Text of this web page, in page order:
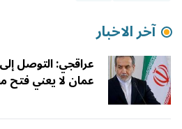
آخر الاخبار
عراقجي: التوصل
عمان لا يعني